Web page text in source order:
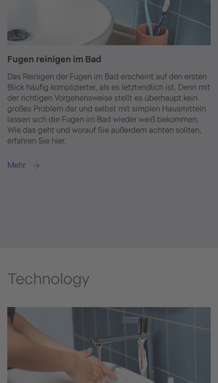
Fugen reinigen im Bad
Das Reinigen der Fugen im Bad erscheint auf den ersten
Blick häufig komplizierter, als es letztendlich ist. Denn mit
der richtigen Vorgehensweise stellt es überhaupt kein
großes Problem dar und selbst mit simplen Hausmitteln
lassen sich die Fugen im Bad wieder weiß bekommen.
Wie das geht und worauf Sie außerdem achten sollten,
erfahren Sie hier.
Mehr
Technology